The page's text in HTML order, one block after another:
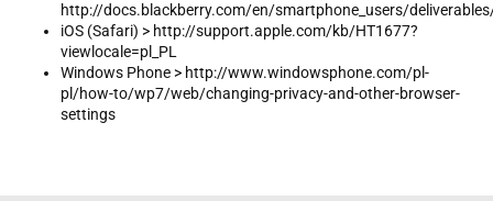
http://docs.blackberry.com/en/smartphone_users/
iOS (Safari) > http://support.apple.com/kb/HT1677?
viewlocale=pl_PL
Windows Phone > http://www.windowsphone.com/pl-
pl/how-to/wp7/web/changing-privacy-and-other-browser-
settings